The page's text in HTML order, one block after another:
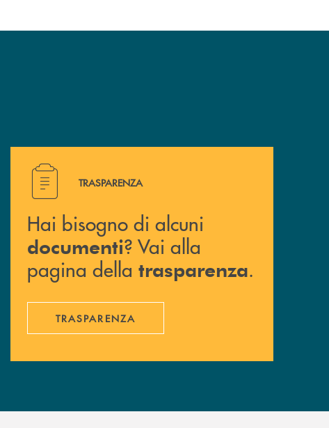
Hai bisogno di alcuni documenti ? Vai alla pagina della
TRASPARENZA
Hai bisogno di alcuni
documenti? Vai alla
pagina della trasparenza.
TRASPARENZA